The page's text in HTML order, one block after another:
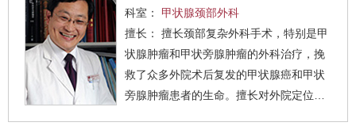
科室： 甲状腺颈部外科
擅长： 擅长颈部复杂外科手术，特别是甲
状腺肿瘤和甲状旁腺肿瘤的外科治疗，挽
救了众多外院术后复发的甲状腺癌和甲状
旁腺肿瘤患者的生命。擅长对外院定位失